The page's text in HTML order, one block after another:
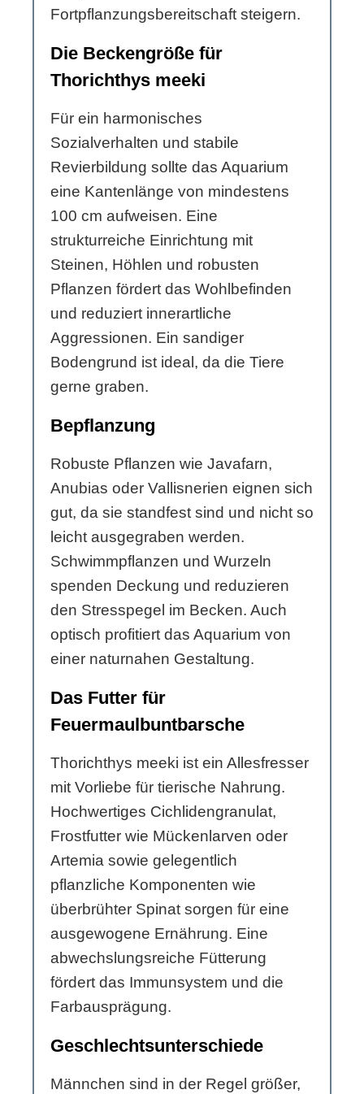
Fortpflanzungsbereitschaft steigern.
Die Beckengröße für
Thorichthys meeki
Für ein harmonisches
Sozialverhalten und stabile
Revierbildung sollte das Aquarium
eine Kantenlänge von mindestens
100 cm aufweisen. Eine
strukturreiche Einrichtung mit
Steinen, Höhlen und robusten
Pflanzen fördert das Wohlbefinden
und reduziert innerartliche
Aggressionen. Ein sandiger
Bodengrund ist ideal, da die Tiere
gerne graben.
Bepflanzung
Robuste Pflanzen wie Javafarn,
Anubias oder Vallisnerien eignen sich
gut, da sie standfest sind und nicht so
leicht ausgegraben werden.
Schwimmpflanzen und Wurzeln
spenden Deckung und reduzieren
den Stresspegel im Becken. Auch
optisch profitiert das Aquarium von
einer naturnahen Gestaltung.
Das Futter für
Feuermaulbuntbarsche
Thorichthys meeki ist ein Allesfresser
mit Vorliebe für tierische Nahrung.
Hochwertiges Cichlidengranulat,
Frostfutter wie Mückenlarven oder
Artemia sowie gelegentlich
pflanzliche Komponenten wie
überbrühter Spinat sorgen für eine
ausgewogene Ernährung. Eine
abwechslungsreiche Fütterung
fördert das Immunsystem und die
Farbausprägung.
Geschlechtsunterschiede
Männchen sind in der Regel größer,